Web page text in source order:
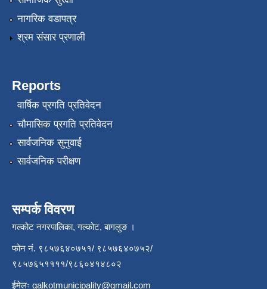
नागरिक वडापत्र
श्रम संसार प्रणाली
Reports
वार्षिक प्रगति प्रतिवेदन
चौमासिक प्रगति प्रतिवेदन
सार्वजनिक सुनुवाई
सार्वजनिक परीक्षण
सम्पर्क विवरण
गल्कोट नगरपालिका, गल्कोट, बागलुङ ।
फोन नं. ९८५७६४०७५१/ ९८५७६४०७५२/
९८५७६५११११/९८६०४१४८०२
ईमेलः galkotmunicipality@gmail.com